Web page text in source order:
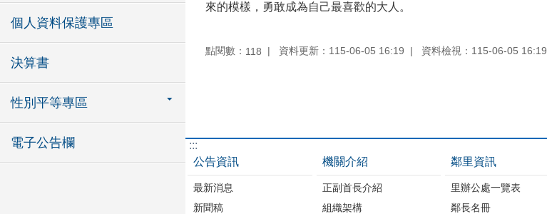
個人資料保護專區
決算書
性別平等專區
電子公告欄
來的模樣，勇敢成為自己最喜歡的大人。
點閱數： 118 資料更新：115-06-05 16:19 資料檢視：115-06-05 16:19
:::
公告資訊
最新消息
新聞稿
機關介紹
正副首長介紹
組織架構
鄰里資訊
里辦公處一覽表
鄰長名冊